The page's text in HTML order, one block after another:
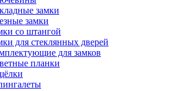
замки
замки
со штангой
для стеклянных дверей
для замков
планки